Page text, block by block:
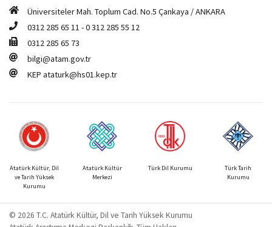
Üniversiteler Mah. Toplum Cad. No.5 Çankaya / ANKARA
0312 285 65 11 -0 312 285 55 12
0312 285 65 73
bilgi@atam.gov.tr
KEP ataturk@hs01.kep.tr
Atatürk Kültür, Dil
ve Tarih Yüksek
Kurumu
Atatürk Kültür
Merkezi
Türk Dil Kurumu
Türk Tarih
Kurumu
© 2026 T.C. Atatürk Kültür, Dil ve Tarih Yüksek Kurumu